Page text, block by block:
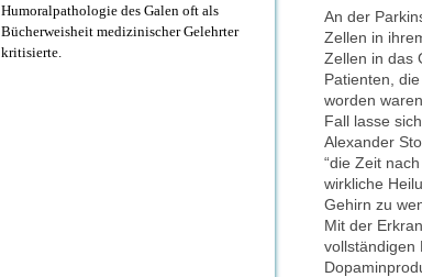
An der
Zellen in
Zellen in das
Patienten,
worden
Fall lasse
Alexander
“die Zeit
wirkliche
Gehirn zu
Mit der
vollständigen
Humoralpathologie des Galen oft als
Bücherweisheit medizinischer Gelehrter
kritisierte.